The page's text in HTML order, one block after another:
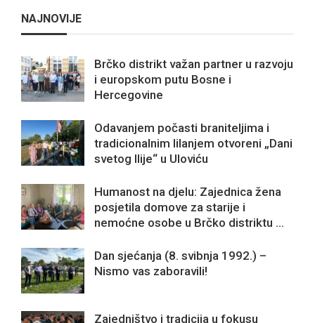
NAJNOVIJE
Brčko distrikt važan partner u razvoju
i europskom putu Bosne i
Hercegovine
Odavanjem počasti braniteljima i
tradicionalnim lilanjem otvoreni „Dani
svetog Ilije“ u Uloviću
Humanost na djelu: Zajednica žena
posjetila domove za starije i
nemoćne osobe u Brčko distriktu ...
Dan sjećanja (8. svibnja 1992.) –
Nismo vas zaboravili!
Zajedništvo i tradicija u fokusu